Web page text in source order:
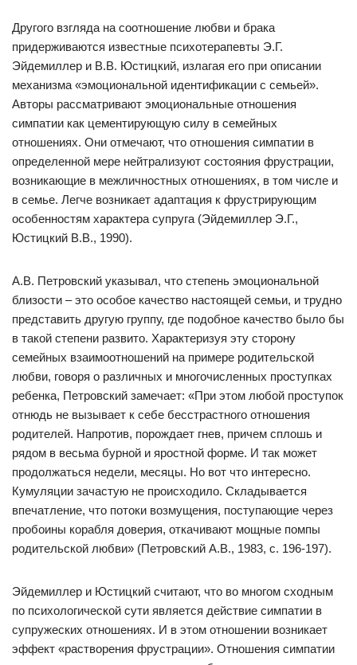
Другого взгляда на соотношение любви и брака
придерживаются известные психотерапевты Э.Г.
Эйдемиллер и В.В. Юстицкий, излагая его при описании
механизма «эмоциональной идентификации с семьей».
Авторы рассматривают эмоциональные отношения
симпатии как цементирующую силу в семейных
отношениях. Они отмечают, что отношения симпатии в
определенной мере нейтрализуют состояния фрустрации,
возникающие в межличностных отношениях, в том числе и
в семье. Легче возникает адаптация к фрустрирующим
особенностям характера супруга (Эйдемиллер Э.Г.,
Юстицкий В.В., 1990).
А.В. Петровский указывал, что степень эмоциональной
близости – это особое качество настоящей семьи, и трудно
представить другую группу, где подобное качество было бы
в такой степени развито. Характеризуя эту сторону
семейных взаимоотношений на примере родительской
любви, говоря о различных и многочисленных проступках
ребенка, Петровский замечает: «При этом любой проступок
отнюдь не вызывает к себе бесстрастного отношения
родителей. Напротив, порождает гнев, причем сплошь и
рядом в весьма бурной и яростной форме. И так может
продолжаться недели, месяцы. Но вот что интересно.
Кумуляции зачастую не происходило. Складывается
впечатление, что потоки возмущения, поступающие через
пробоины корабля доверия, откачивают мощные помпы
родительской любви» (Петровский А.В., 1983, с. 196-197).
Эйдемиллер и Юстицкий считают, что во многом сходным
по психологической сути является действие симпатии в
супружеских отношениях. И в этом отношении возникает
эффект «растворения фрустрации». Отношения симпатии